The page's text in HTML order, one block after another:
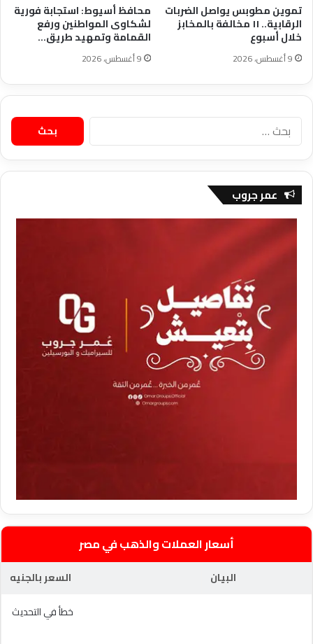
تموين مطوبس يواصل الضربات
الرقابية.. ١١ مخالفة بالمخابز
خلال أسبوع
9 أغسطس، 2026
محافظ أسيوط: استجابة فورية
لشكاوى المواطنين ورفع
القمامة وتمهيد طريق…
9 أغسطس، 2026
البحث
عن:
عمر جروب
أسعار العملات والذهب في مصر
البيان
السعر بالجنيه
خطأ في التحديث